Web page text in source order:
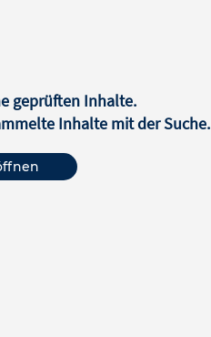
geprüften Inhalte.
Inhalte mit der Suche.